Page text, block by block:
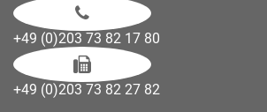
+49 (0)203 73 82 17 80
+49 (0)203 73 82 27 82